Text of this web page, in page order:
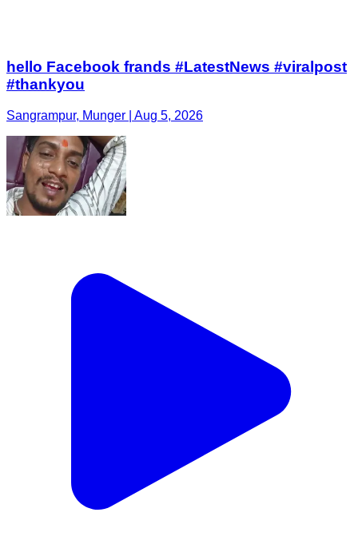
hello Facebook frands #LatestNews #viralpost
#thankyou
Sangrampur, Munger | Aug 5, 2026